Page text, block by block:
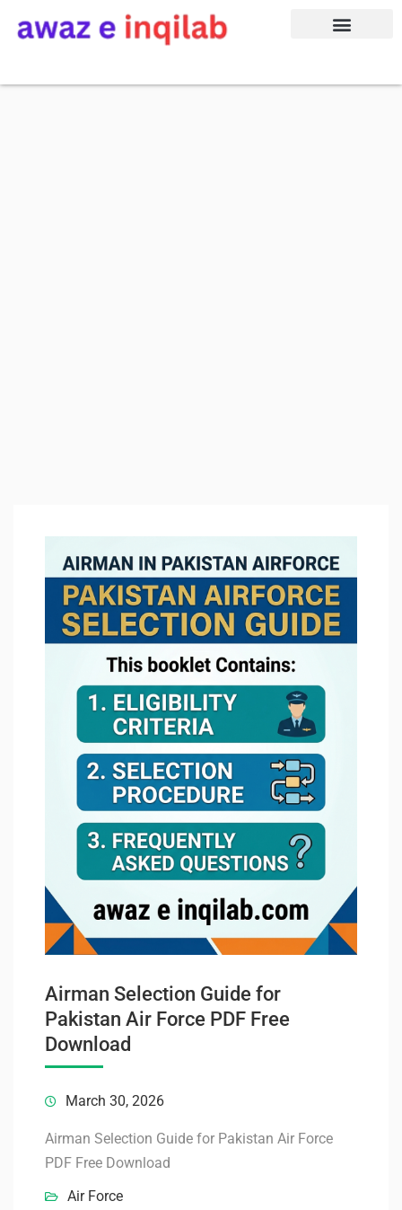
Airman Selection Guide for
Pakistan Air Force PDF Free
Download
March 30, 2026
Airman Selection Guide for Pakistan Air Force
PDF Free Download
Air Force